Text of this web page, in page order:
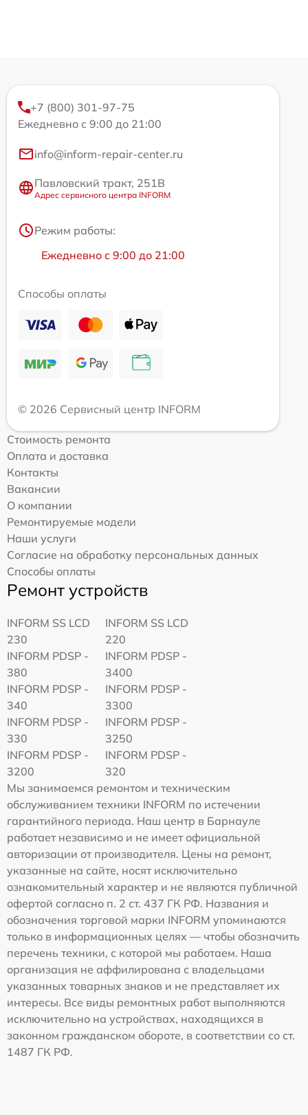
+7 (800) 301-97-75
Ежедневно с 9:00 до 21:00
info@inform-repair-center.ru
Павловский тракт, 251В
Адрес сервисного центра INFORM
Режим работы:
Ежедневно с 9:00 до 21:00
Способы оплаты
© 2026 Сервисный центр INFORM
Стоимость ремонта
Оплата и доставка
Контакты
Вакансии
О компании
Ремонтируемые модели
Наши услуги
Согласие на обработку персональных данных
Способы оплаты
Ремонт устройств
INFORM SS LCD
230
INFORM SS LCD
220
INFORM PDSP -
380
INFORM PDSP -
3400
INFORM PDSP -
340
INFORM PDSP -
3300
INFORM PDSP -
330
INFORM PDSP -
3250
INFORM PDSP -
3200
INFORM PDSP -
320
Мы занимаемся ремонтом и техническим
обслуживанием техники INFORM по истечении
гарантийного периода. Наш центр в Барнауле
работает независимо и не имеет официальной
авторизации от производителя. Цены на ремонт,
указанные на сайте, носят исключительно
ознакомительный характер и не являются публичной
офертой согласно п. 2 ст. 437 ГК РФ. Названия и
обозначения торговой марки INFORM упоминаются
только в информационных целях — чтобы обозначить
перечень техники, с которой мы работаем. Наша
организация не аффилирована с владельцами
указанных товарных знаков и не представляет их
интересы. Все виды ремонтных работ выполняются
исключительно на устройствах, находящихся в
законном гражданском обороте, в соответствии со ст.
1487 ГК РФ.